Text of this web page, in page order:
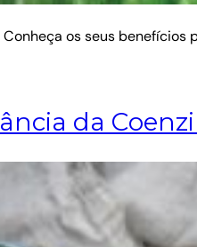
os seus benefícios
da